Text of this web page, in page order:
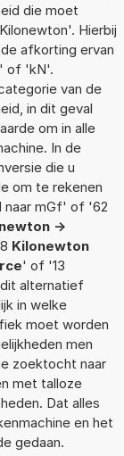
die moet
Hierbij
afkorting ervan
of 'kN'.
van de
in dit geval
om in alle
In de
die u
om te rekenen
naar mGf' of '62
->
Kilonewton
' of '13
alternatief
in welke
moet worden
men
zoektocht naar
met talloze
Dat alles
en het
gedaan.